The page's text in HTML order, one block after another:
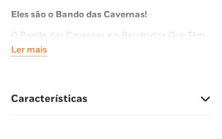
Eles são o Bando das Cavernas!
O Bando das Cavernas e o Bando dos Que Têm
a Mania Que São Bons preparavam-se para
participar no desfile de piratas quando um
Kromeleque, digamos… demasiado realista.
Ler mais
Características